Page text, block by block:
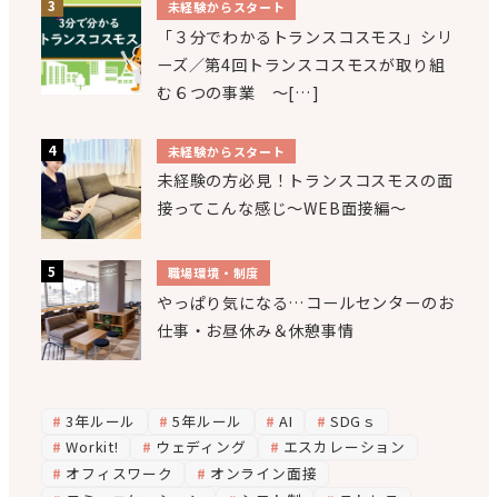
未経験からスタート
「３分でわかるトランスコスモス」シリ
ーズ／第4回トランスコスモスが取り組
む６つの事業 ～[…]
未経験からスタート
未経験の方必見！トランスコスモスの面
接ってこんな感じ～WEB面接編～
職場環境・制度
やっぱり気になる…コールセンターのお
仕事・お昼休み＆休憩事情
3年ルール 5年ルール AI
SDGｓ
Workit!
ウェディング
エスカレーション
オフィスワーク
オンライン面接